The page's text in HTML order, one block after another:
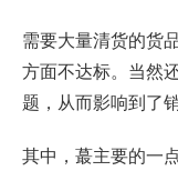
需要大量清货的货
方面不达标。当然
题，从而影响到了销
其中，蕞主要的一